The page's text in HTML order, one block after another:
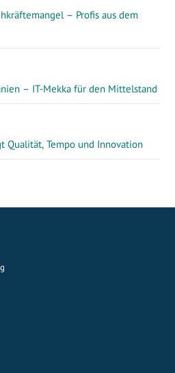
– Profis aus dem
– IT-Mekka für den Mittelstand
Qualität, Tempo und Innovation